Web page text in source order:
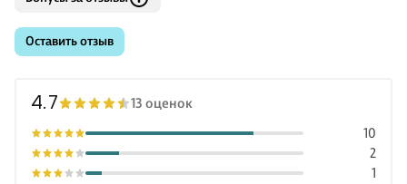
Оставить отзыв
4.7 13 оценок
1
2
10